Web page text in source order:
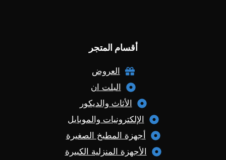
أقسام المتجر
العروض
البلت ان
الأثاث والديكور
الإلكترونيات والموبايل
أجهزة المطبخ الصغيرة
الأجهزة المنزلية الكبيرة